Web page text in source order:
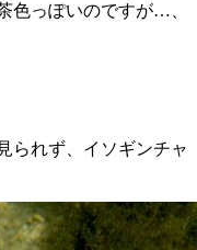
色っぽいのですが…、
られず、イソギンチャ